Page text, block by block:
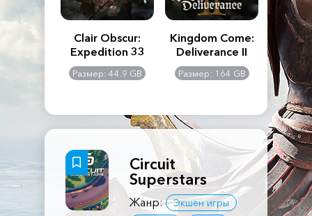
Creed
Clair Obscur:
Expedition 33
Размер: 44.9 GB
Kingdom Come:
Deliverance II
Размер: 164 GB
The
Circuit
Superstars
Жанр:
Экшен игры